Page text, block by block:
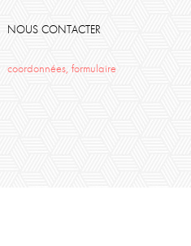
NOUS CONTACTER
coordonnées, formulaire